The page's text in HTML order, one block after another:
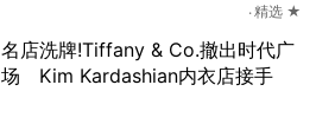
精选 ★
名店洗牌!Tiffany & Co.撤出时代广
场 Kim Kardashian内衣店接手